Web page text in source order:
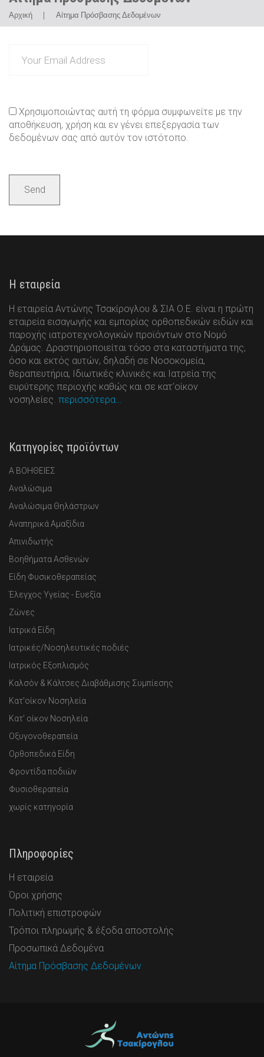
Αρχική | Αίτημα Πρόσβασης Δεδομένων
Αίτημα
Χρησιμοποιώντας αυτή τη φόρμα συμφωνείτε με την
αποθήκευση, χρήση και εν γένει επεξεργασία των
δεδομένων σας από αυτόν τον ιστότοπο.
Η εταιρεία
Η εταιρεία Αντώνης Τσακίρογλου & ΣΙΑ Ο.Ε. είναι η πρώτη
εταιρεία εισαγωγής και εμπορίας ορθοπεδικών ειδών και
παροχής ιατροτεχνολογικών προϊόντων στο Νομό
Δράμας. Δραστηριοποιείται τόσο στα καταστήματα της,
όσο και εκτός αυτών, δηλαδή σε Νοσοκομεία,
θεραπευτήρια, Ιδιωτικές κλινικές και Ιατρεία της
ευρύτερης περιοχής καθώς και σε κατ’οίκον
νοσηλείες. περισσότερα…
Κατηγορίες προϊόντων
Α ΒΟΗΘΕΙΕΣ
Αναλώσιμα
Αναλώσιμα Θηλάστρων
Αναπηρικά Αμαξίδια
Απινιδωτής
Βοηθήματα Ασθενών
Είδη Φυσικοθεραπείας
Έλεγχος Υγείας - Ευεξία
Ζώνες
Ιατρικά Είδη
Ιατρικές/Νοσηλευτικές ποδιές
Ιατρικός Εξοπλισμός
Καλσόν & Κάλτσες Διαβάθμισης Συμπίεσης
Κατ'οίκον Νοσηλεία
Κατ’ οίκον Νοσηλεία
Οξυγονοθεραπεία
Ορθοπεδικά Είδη
Φροντίδα ποδιών
Φυσιοθεραπεία
χωρίς κατηγορία
Πληροφορίες
Η εταιρεία
Όροι χρήσης
Πολιτική επιστροφών
Τρόποι πληρωμής & έξοδα αποστολής
Προσωπικά Δεδομένα
Αίτημα Πρόσβασης Δεδομένων